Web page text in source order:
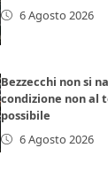
6 Agosto 2026
Bezzecchi non si
condizione non al
possibile
6 Agosto 2026